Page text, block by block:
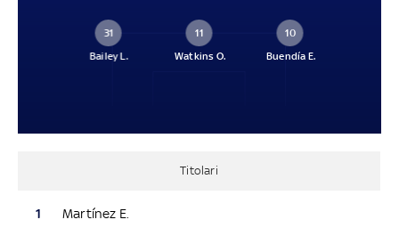
31
Bailey L.
11
Watkins O.
10
Buendía E.
Titolari
1 Martínez E.